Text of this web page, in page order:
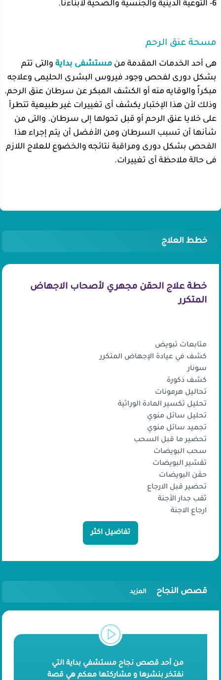
6- التوعية الدينية والجنسية والصحية لأبناءنا.
مسحة عنق الرحم
هى أحد الخدمات المقدمة من مستشفى بداية والتى تتم
بشكل دورى لفحص وجود فيروس البشرى الحليمى وعلاجه
مبكراً والوقايه منه أو الكشف المبكر عن سرطان عنق الرحم.
وذلك لأن هذا الإختبار يكشف أى تغييرات غير طبيعية تتطرأ
على خلايا عنق الرحم أو قبل تحولها إلى سرطان. والتى من
شأنها أن تسبب السرطان ومن الأفضل أن يتم إجراء هذا
الفحص بشكل دورى ومراقبة نتائجه والخضوع للعلاج اللازم
فى حالة ملاحظة أى تغييرات.
خطط العلاج
خطة علاج الحقن مجهري لأصحاب الاجهاض
المتكرر
متابعات تبويض
كشف في عيادة الإجهاض المتكرر
سونار
كشف ذكورة
تحاليل هرمونات
تحليل تكسير المادة الوراثية
تحليل سائل منوي
تجميد سائل منوي
تحضير ما قبل السحب
سحب البويضات
تقشير البويضات
حقن البويضات
تحضير قبل الارجاع
ثقب جدار الأجنة
ارجاع الاجنة
تفاضيل اكثر
قصص النجاح المزيد
من أحد قصص نجاح مستشفي بداية التي
نفتخر بنشرها و مشاركتها معكم هي قصة